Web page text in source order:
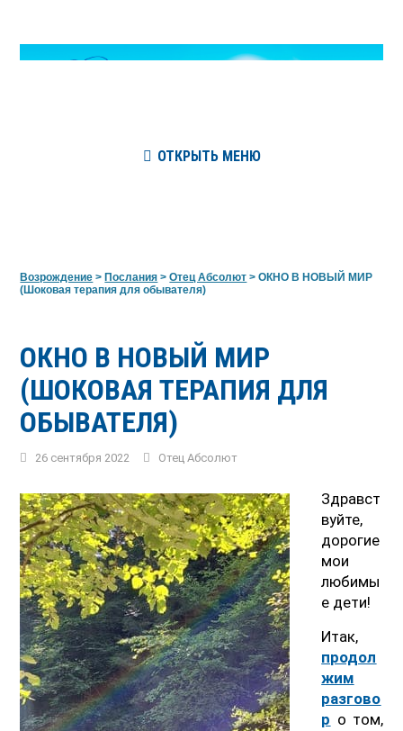
ОТКРЫТЬ МЕНЮ
Возрождение >Послания >Отец Абсолют >ОКНО В НОВЫЙ МИР
(Шоковая терапия для обывателя)
ОКНО В НОВЫЙ МИР
(ШОКОВАЯ ТЕРАПИЯ ДЛЯ
ОБЫВАТЕЛЯ)
26 сентября 2022 Отец Абсолют
Здравст
вуйте,
дорогие
мои
любимы
е дети!
Итак,
продол
жим
разгово
р о том,